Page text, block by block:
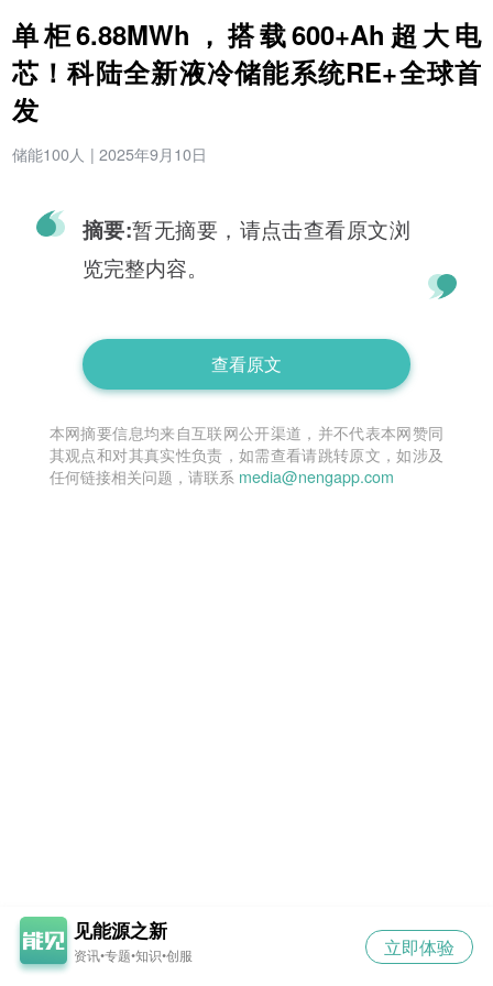
单柜6.88MWh，搭载600+Ah超大电
芯！科陆全新液冷储能系统RE+全球首
发
储能100人 | 2025年9月10日
摘要:暂无摘要，请点击查看原文浏
览完整内容。
查看原文
本网摘要信息均来自互联网公开渠道，并不代表本网赞同
其观点和对其真实性负责，如需查看请跳转原文，如涉及
任何链接相关问题，请联系 media@nengapp.com
见能源之新
资讯•专题•知识•创服 立即体验